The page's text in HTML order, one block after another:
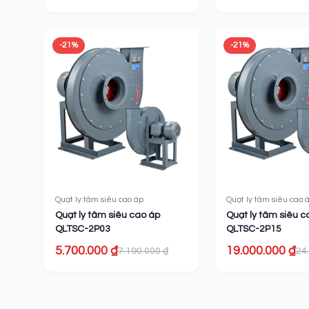
-21%
Quạt ly tâm siêu cao áp
Quạt ly tâm siêu cao áp
QLTSC-2P03
5.700.000 ₫7.190.000 ₫
-21%
Quạt ly tâm siêu cao
Quạt ly tâm siêu
QLTSC-2P15
19.000.000 ₫